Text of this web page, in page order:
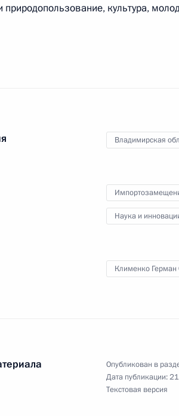
принял участие в открытии
2016 года, 15:00
Президента Герман Клименко
«Биотехмед-2016»
природопользование, культура,
Владимирская
Наука и
Клименко Герман
Опубликован в
Дата публикации:
Текстовая версия